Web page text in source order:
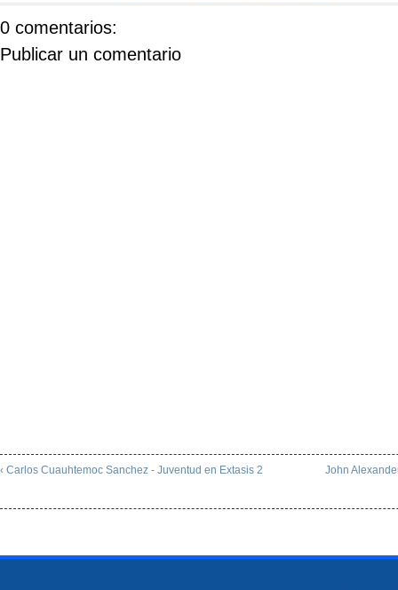
0 comentarios:
Publicar un comentario
‹ Carlos Cuauhtemoc Sanchez - Juventud en Extasis 2 John